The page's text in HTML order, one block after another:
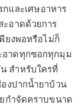
กและเศษอาหาร
ะอาดด้วยการ
ยงพอหรือไม่ก็
อาดทุกซอกทุกมุม
สำหรับใครที่
งปากน้ำยาบ้วน
กำจัดคราบขนาด